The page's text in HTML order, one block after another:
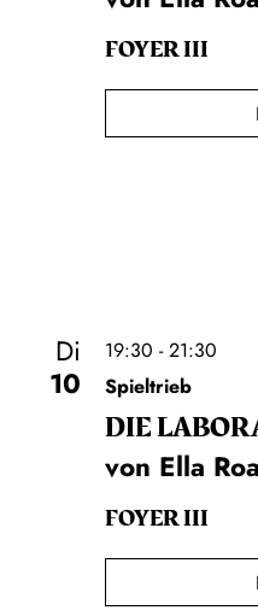
FOYER III
Di
10
19:30 - 21:30
Spieltrieb
DIE
von Ella
FOYER III